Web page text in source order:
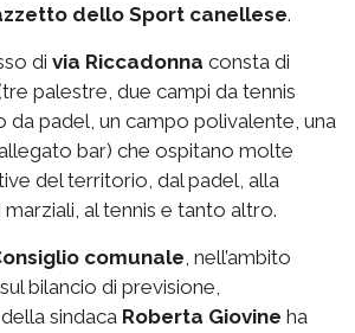
dello Sport canellese.
di via Riccadonna consta di
palestre, due campi da tennis
da padel, un campo polivalente, una
bar) che ospitano molte
del territorio, dal padel, alla
al tennis e tanto altro.
comunale, nell’ambito
bilancio di previsione,
sindaca Roberta Giovine ha